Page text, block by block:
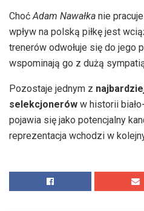
Choć Adam Nawałka nie
wpływ na polską piłkę jest
trenerów odwołuje się do jego
wspominają go z dużą
Pozostaje jednym z
selekcjonerów w historii
pojawia się jako potencjalny
reprezentacja wchodzi w